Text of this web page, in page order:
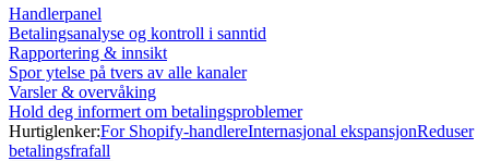
Handlerpanel
Betalingsanalyse og kontroll i sanntid
Rapportering & innsikt
Spor ytelse på tvers av alle kanaler
Varsler & overvåking
Hold deg informert om betalingsproblemer
Hurtiglenker:For Shopify-handlereInternasjonal ekspansjonReduser
betalingsfrafall